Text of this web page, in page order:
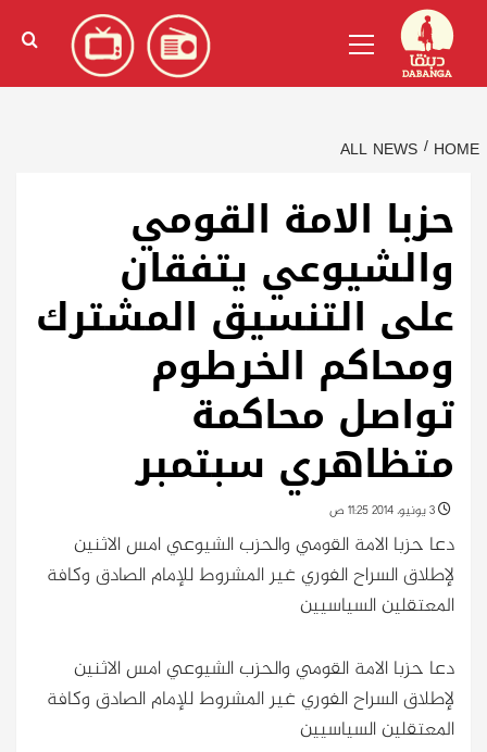
content
الإنجليزية)
Menu
HOME
ALL NEWS
حزبا الامة القومي
والشيوعي يتفقان
على التنسيق المشترك
ومحاكم الخرطوم
تواصل محاكمة
متظاهري سبتمبر
دعا حزبا الامة القومي والحزب الشيوعي امس الاثنين
لإطلاق السراح الفوري غير المشروط للإمام الصادق وكافة
المعتقلين السياسيين
دعا حزبا الامة القومي والحزب الشيوعي امس الاثنين
لإطلاق السراح الفوري غير المشروط للإمام الصادق وكافة
المعتقلين السياسيين